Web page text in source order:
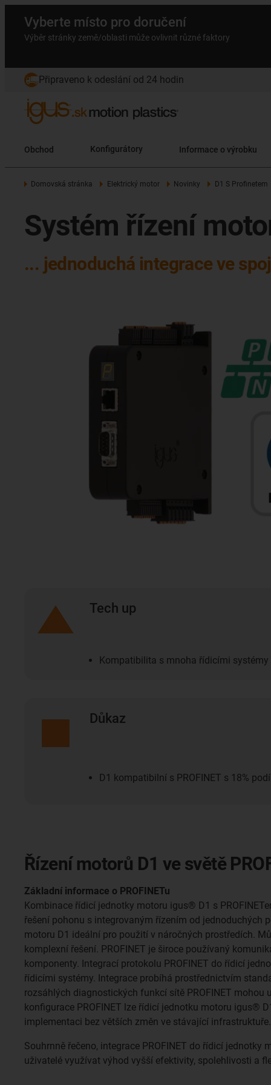
Vyberte místo pro doručení
Výběr stránky země/oblasti může ovlivnit různé faktory
Připraveno k odeslání od 24 hodin
Obchod Konfigurátory Informace o výrobku
Domovská stránka Elektrický motor Novinky D1 S Profinetem
Systém řízení
... jednoduchá integrace ve
Tech up
Kompatibilita s mnoha řídicími systémy
Důkaz
D1 kompatibilní s PROFINET s 18%
Řízení motorů D1 ve světě
Základní informace o PROFINETu
Kombinace řídicí jednotky motoru igus® D1 s
řešení pohonu s integrovaným řízením od
motoru D1 ideální pro použití v náročných prostředích.
komplexní řešení. PROFINET je široce používaný
komponenty. Integrací protokolu PROFINET do řídicí
řídicími systémy. Integrace probíhá prostřednictvím
rozsáhlých diagnostických funkcí sítě PROFINET
konfigurace PROFINET lze řídicí jednotku motoru igus®
implementaci bez větších změn ve stávající infrastruktuře.
Souhrnně řečeno, integrace PROFINET do řídicí
uživatelé využívat výhod vyšší efektivity, spolehlivosti a